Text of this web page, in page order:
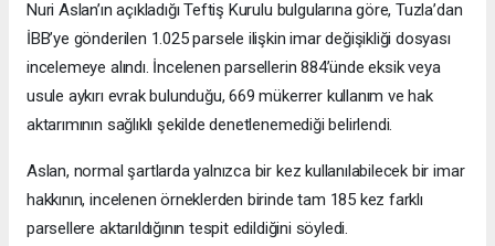
Nuri Aslan’ın açıkladığı Teftiş Kurulu bulgularına göre, Tuzla’dan
İBB’ye gönderilen 1.025 parsele ilişkin imar değişikliği dosyası
incelemeye alındı. İncelenen parsellerin 884’ünde eksik veya
usule aykırı evrak bulunduğu, 669 mükerrer kullanım ve hak
aktarımının sağlıklı şekilde denetlenemediği belirlendi.
Aslan, normal şartlarda yalnızca bir kez kullanılabilecek bir imar
hakkının, incelenen örneklerden birinde tam 185 kez farklı
parsellere aktarıldığının tespit edildiğini söyledi.